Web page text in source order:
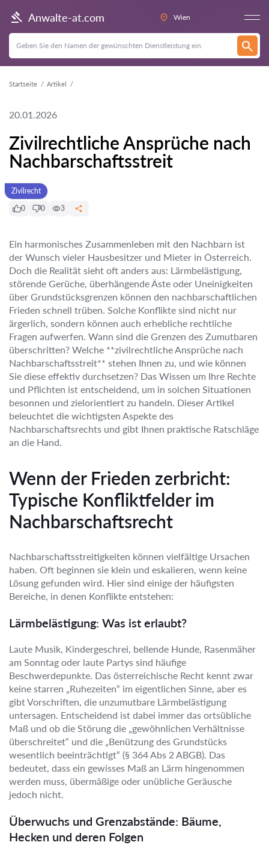
Anwalte-at.com Wien
Startseite Artikel
20.01.2026
Zivilrechtliche Ansprüche nach
Nachbarschaftsstreit
Zivilrecht
0
0 3
Ein harmonisches Zusammenleben mit den Nachbarn ist
der Wunsch vieler Hausbesitzer und Mieter in Österreich.
Doch die Realität sieht oft anders aus: Lärmbelästigung,
störende Gerüche, überhängende Äste oder Uneinigkeiten
über Grundstücksgrenzen können den nachbarschaftlichen
Frieden schnell trüben. Solche Konflikte sind nicht nur
ärgerlich, sondern können auch erhebliche rechtliche
Fragen aufwerfen. Wann sind die Grenzen des Zumutbaren
überschritten? Welche **zivilrechtliche Ansprüche nach
Nachbarschaftsstreit** stehen Ihnen zu, und wie können
Sie diese effektiv durchsetzen? Das Wissen um Ihre Rechte
und Pflichten ist entscheidend, um in solchen Situationen
besonnen und zielorientiert zu handeln. Dieser Artikel
beleuchtet die wichtigsten Aspekte des
Nachbarschaftsrechts und gibt Ihnen praktische Ratschläge
an die Hand.
Wenn der Frieden zerbricht:
Typische Konfliktfelder im
Nachbarschaftsrecht
Nachbarschaftsstreitigkeiten können vielfältige Ursachen
haben. Oft beginnen sie klein und eskalieren, wenn keine
Lösung gefunden wird. Hier sind einige der häufigsten
Bereiche, in denen Konflikte entstehen:
Lärmbelästigung: Was ist erlaubt?
Laute Musik, Kindergeschrei, bellende Hunde, Rasenmäher
am Sonntag oder laute Partys sind häufige
Beschwerdepunkte. Das österreichische Recht kennt zwar
keine starren „Ruhezeiten“ im eigentlichen Sinne, aber es
gibt Vorschriften, die unzumutbare Lärmbelästigung
untersagen. Entscheidend ist dabei immer das ortsübliche
Maß und ob die Störung die „gewöhnlichen Verhältnisse
überschreitet“ und die „Benützung des Grundstücks
wesentlich beeinträchtigt“ (§ 364 Abs 2 ABGB). Das
bedeutet, dass ein gewisses Maß an Lärm hingenommen
werden muss, übermäßige oder unübliche Geräusche
jedoch nicht.
Überwuchs und Grenzabstände: Bäume,
Hecken und deren Folgen